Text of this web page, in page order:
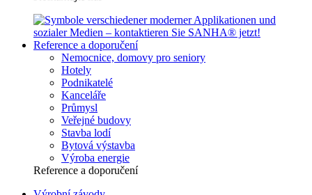
Reference a doporučení
Nemocnice, domovy pro seniory
Hotely
Podnikatelé
Kanceláře
Průmysl
Veřejné budovy
Stavba lodí
Bytová výstavba
Výroba energie
Reference a doporučení